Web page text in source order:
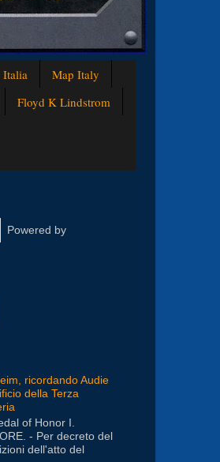
Map Italy
Floyd K Lindstrom
Powered by
ricordando Audie
della Terza
of Honor I.
- Per decreto del
dell'atto del